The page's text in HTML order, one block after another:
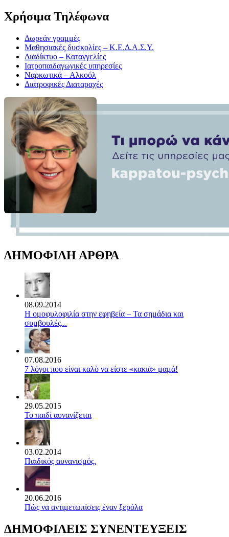
Χρήσιμα Τηλέφωνα
Δωρεάν γραμμές
Μαθησιακές δυσκολίες – Κ.Ε.Δ.Α.Σ.Υ.
Διαδίκτυο – Καταγγελίες
Ιατροπαιδαγωγικές υπηρεσίες
Ναρκωτικά – Αλκοόλ
Διατροφικές Διαταραχές
ΔΗΜΟΦΙΛΗ ΑΡΘΡΑ
08.09.2014
Η ομοφυλοφιλία στην εφηβεία – Τα σημάδια και
συμβουλές...
07.08.2016
7 λόγοι που είναι καλό να είστε «κακιά» μαμά!
29.05.2015
Το παιδί αυνανίζεται
03.02.2014
Παιδικός αυνανισμός.
20.06.2016
Πώς να αντιμετωπίσεις έναν ξερόλα
ΔΗΜΟΦΙΛΕΙΣ ΣΥΝΕΝΤΕΥΞΕΙΣ